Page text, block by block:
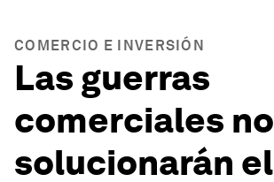
COMERCIO E INVERSIÓN
Las guerras
comerciales no
solucionarán el